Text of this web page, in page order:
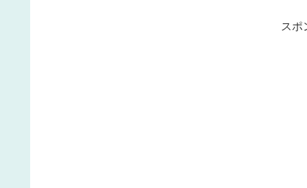
スポ